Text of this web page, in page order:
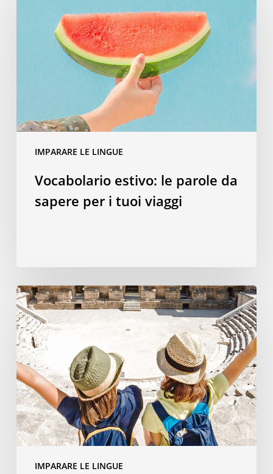
IMPARARE LE LINGUE
viaggi
Vocabolario estivo: le parole da
sapere per i tuoi viaggi
IMPARARE LE LINGUE
Perché
una
vacanza
studio
all’estero
è
il
miglior
investimento
per
propri